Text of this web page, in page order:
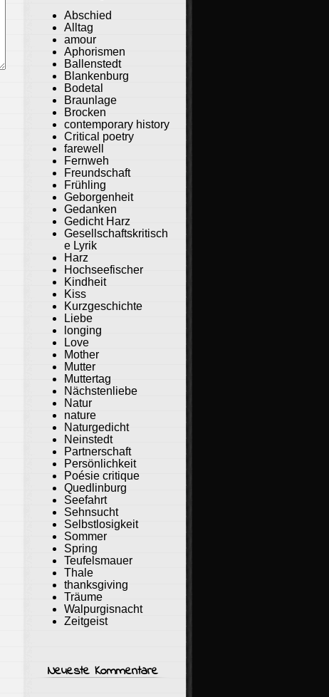
Abschied
Alltag
amour
Aphorismen
Ballenstedt
Blankenburg
Bodetal
Braunlage
Brocken
contemporary history
Critical poetry
farewell
Fernweh
Freundschaft
Frühling
Geborgenheit
Gedanken
Gedicht Harz
Gesellschaftskritisch
e Lyrik
Harz
Hochseefischer
Kindheit
Kiss
Kurzgeschichte
Liebe
longing
Love
Mother
Mutter
Muttertag
Nächstenliebe
Natur
nature
Naturgedicht
Neinstedt
Partnerschaft
Persönlichkeit
Poésie critique
Quedlinburg
Seefahrt
Sehnsucht
Selbstlosigkeit
Sommer
Spring
Teufelsmauer
Thale
thanksgiving
Träume
Walpurgisnacht
Zeitgeist
Neueste Kommentare